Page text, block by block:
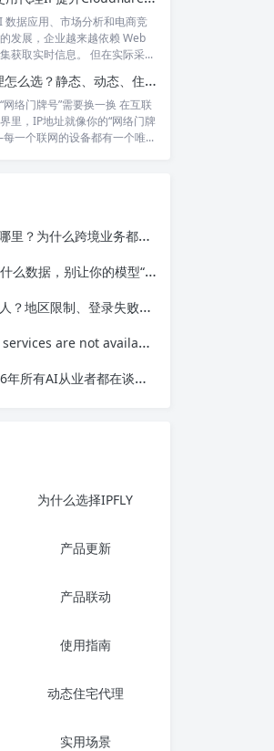
数据应用、市场分析和电商竞
发展，企业越来越依赖 Web
获取实时信息。 但在实际采...
IP代理怎么选？静态、动态、住宅、机房——别再傻傻分不清，这篇帮你彻底搞懂
网络门牌号”需要换一换 在互联
里，IP地址就像你的“网络门牌
一个联网的设备都有一个唯...
境业务都在从机房IP转向运营商IP？
，别让你的模型“吃”垃圾数据了
、登录失败、加载卡顿一站式排查
in your country.”问题根源与访问方案
有AI从业者都在谈论它？
为什么选择IPFLY
产品更新
产品联动
使用指南
动态住宅代理
实用场景